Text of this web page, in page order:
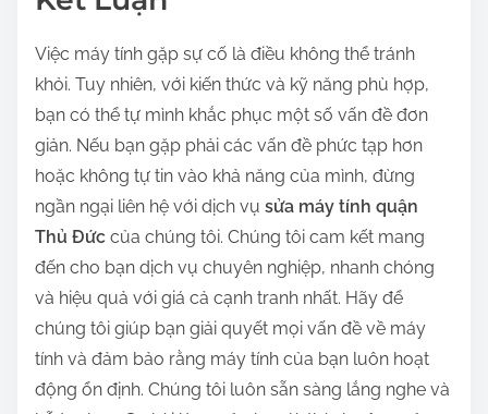
Việc máy tính gặp sự cố là điều không thể tránh
khỏi. Tuy nhiên, với kiến thức và kỹ năng phù hợp,
bạn có thể tự mình khắc phục một số vấn đề đơn
giản. Nếu bạn gặp phải các vấn đề phức tạp hơn
hoặc không tự tin vào khả năng của mình, đừng
ngần ngại liên hệ với dịch vụ sửa máy tính quận
Thủ Đức của chúng tôi. Chúng tôi cam kết mang
đến cho bạn dịch vụ chuyên nghiệp, nhanh chóng
và hiệu quả với giá cả cạnh tranh nhất. Hãy để
chúng tôi giúp bạn giải quyết mọi vấn đề về máy
tính và đảm bảo rằng máy tính của bạn luôn hoạt
động ổn định. Chúng tôi luôn sẵn sàng lắng nghe và